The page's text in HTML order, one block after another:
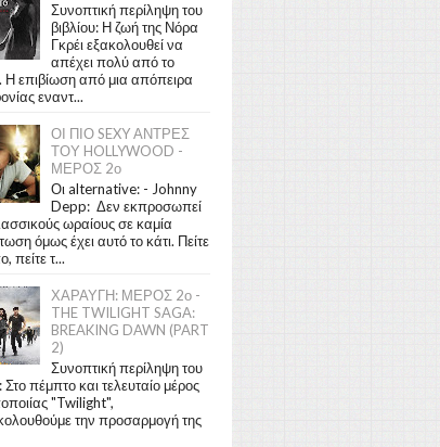
Συνοπτική περίληψη του
βιβλίου: Η ζωή της Νόρα
Γκρέι εξακολουθεί να
απέχει πολύ από το
Η επιβίωση από μια απόπειρα
εναντ...
ΟΙ ΠΙΟ SEXY ΑΝΤΡΕΣ
ΤΟΥ HOLLYWOOD -
ΜΕΡΟΣ 2ο
Οι alternative: - Johnny
Depp: Δεν εκπροσωπεί
ωραίους σε καμία
όμως έχει αυτό το κάτι. Πείτε
πείτε τ...
ΧΑΡΑΥΓΗ: ΜΕΡΟΣ 2ο -
THE TWILIGHT SAGA:
BREAKING DAWN (PART
2)
Συνοπτική περίληψη του
Στο πέμπτο και τελευταίο μέρος
"Twilight",
την προσαρμογή της